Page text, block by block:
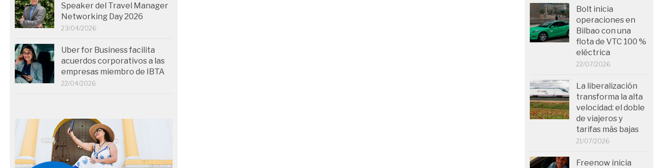
Speaker del Travel Manager
Networking Day 2026
23/04/2026
Uber for Business facilita
acuerdos corporativos a las
empresas miembro de IBTA
22/04/2026
Bolt inicia
operaciones en
Bilbao con una
flota de VTC 100 %
eléctrica
22/07/2026
La liberalización
transforma la alta
velocidad: el doble
de viajeros y
tarifas más bajas
21/07/2026
Freenow inicia